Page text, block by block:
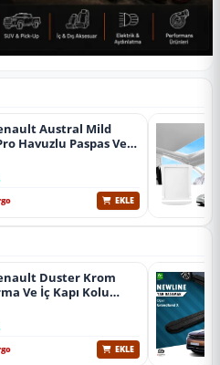
Austral Mild
Havuzlu Paspas Ve
EKLE
Duster Krom
Ve İç Kapı Kolu
EKLE